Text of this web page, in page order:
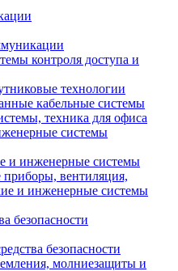
контроля доступа и
технологии
кабельные системы
техника для офиса
системы
и инженерные системы
вентиляция,
и инженерные системы
безопасности
безопасности
молниезащиты и